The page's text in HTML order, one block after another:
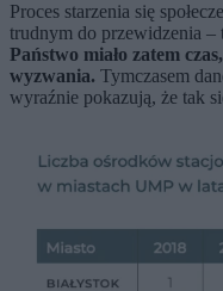
Proces starzenia się
trudnym do przewidzenia –
Państwo miało zatem
wyzwania. Tymczasem
wyraźnie pokazują, że tak